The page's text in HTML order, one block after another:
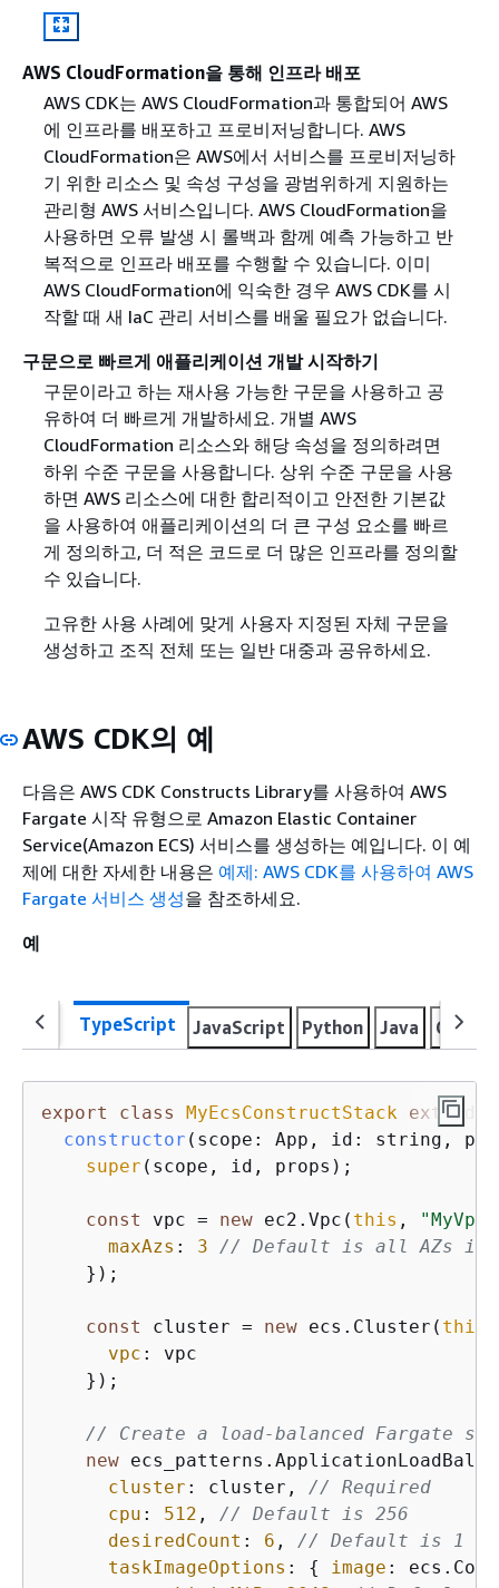
AWS CloudFormation을 통해 인프라 배포
AWS CDK는 AWS CloudFormation과 통합되어 AWS
에 인프라를 배포하고 프로비저닝합니다. AWS
CloudFormation은 AWS에서 서비스를 프로비저닝하
기 위한 리소스 및 속성 구성을 광범위하게 지원하는
관리형 AWS 서비스입니다. AWS CloudFormation을
사용하면 오류 발생 시 롤백과 함께 예측 가능하고 반
복적으로 인프라 배포를 수행할 수 있습니다. 이미
AWS CloudFormation에 익숙한 경우 AWS CDK를 시
작할 때 새 IaC 관리 서비스를 배울 필요가 없습니다.
구문으로 빠르게 애플리케이션 개발 시작하기
구문이라고 하는 재사용 가능한 구문을 사용하고 공
유하여 더 빠르게 개발하세요. 개별 AWS
CloudFormation 리소스와 해당 속성을 정의하려면
하위 수준 구문을 사용합니다. 상위 수준 구문을 사용
하면 AWS 리소스에 대한 합리적이고 안전한 기본값
을 사용하여 애플리케이션의 더 큰 구성 요소를 빠르
게 정의하고, 더 적은 코드로 더 많은 인프라를 정의할
수 있습니다.
고유한 사용 사례에 맞게 사용자 지정된 자체 구문을
생성하고 조직 전체 또는 일반 대중과 공유하세요.
AWS CDK의 예
다음은 AWS CDK Constructs Library를 사용하여 AWS
Fargate 시작 유형으로 Amazon Elastic Container
Service(Amazon ECS) 서비스를 생성하는 예입니다. 이 예
제에 대한 자세한 내용은 예제: AWS CDK를 사용하여 AWS
Fargate 서비스 생성을 참조하세요.
예
TypeScript JavaScript Python Java C#
export class MyEcsConstructStack extends
constructor ( scope: App, id: string,
super (scope, id, props);
const vpc = new ec2.Vpc( this , "MyVpc"
maxAzs : 3
// Default is all AZs in
    });
const cluster = new ecs.Cluster( this
vpc : vpc
    });
// Create a load-balanced Fargate
new
cluster : cluster, // Required
cpu : 512 , // Default is 256
desiredCount : 6 , // Default is 1
taskImageOptions : { image :